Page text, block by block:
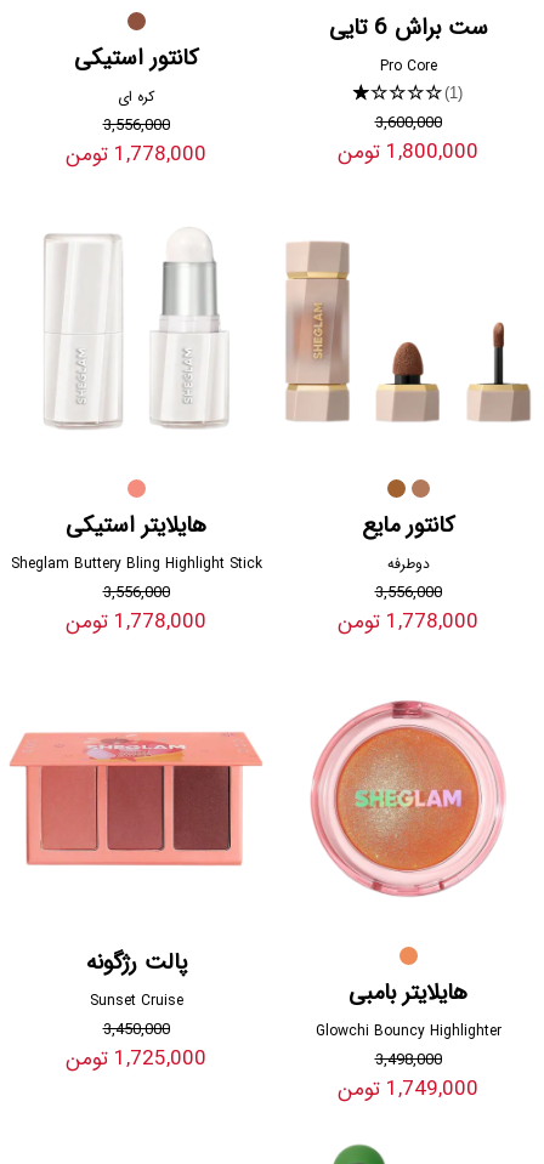
ست براش 6 تایی
Pro Core
★★★★★(1)
3,600,000
1,800,000 تومن
کانتور استیکی
کره ای
3,556,000
1,778,000 تومن
کانتور مایع
دوطرفه
3,556,000
1,778,000 تومن
هایلایتر استیکی
Sheglam Buttery Bling Highlight Stick
3,556,000
1,778,000 تومن
هایلایتر بامبی
Glowchi Bouncy Highlighter
3,498,000
1,749,000 تومن
پالت رژگونه
Sunset Cruise
3,450,000
1,725,000 تومن